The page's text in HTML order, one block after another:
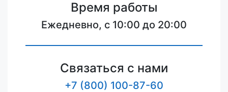
Время работы
Ежедневно, с 10:00 до 20:00
Связаться с нами
+7 (800) 100-87-60